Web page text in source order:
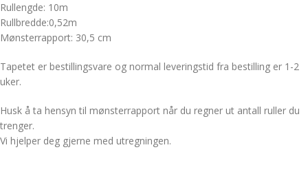
Rullengde: 10m
Rullbredde:0,52m
Mønsterrapport: 30,5 cm
Tapetet er bestillingsvare og normal leveringstid fra bestilling er 1-2
uker.
Husk å ta hensyn til mønsterrapport når du regner ut antall ruller du
trenger.
Vi hjelper deg gjerne med utregningen.